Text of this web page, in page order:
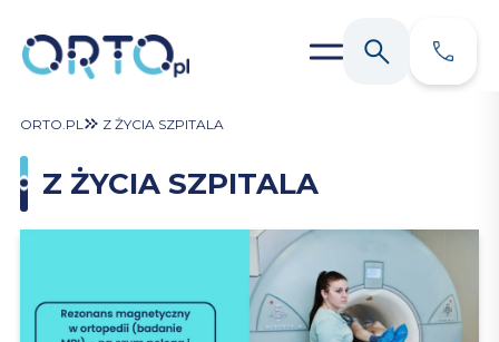
ORTO.PL Z ŻYCIA SZPITALA
Z ŻYCIA SZPITALA